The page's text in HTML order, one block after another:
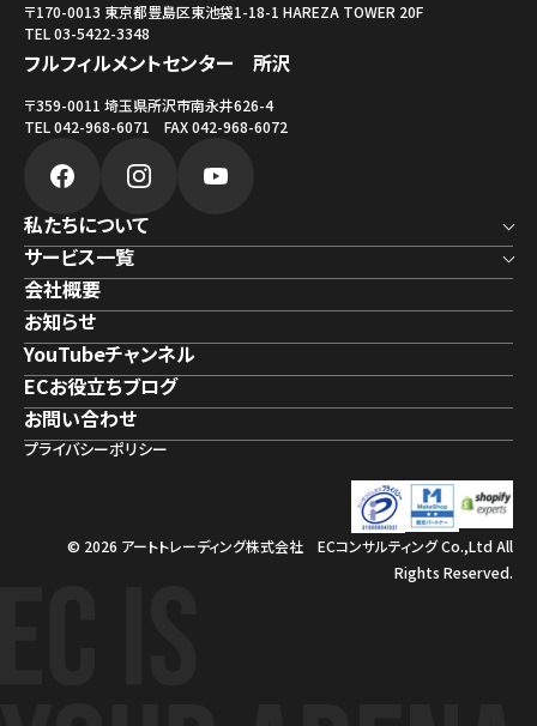
〒170-0013 東京都豊島区東池袋1-18-1 HAREZA TOWER 20F
TEL 03-5422-3348
フルフィルメントセンター 所沢
〒359-0011 埼玉県所沢市南永井626-4
TEL 042-968-6071 FAX 042-968-6072
私たちについて
サービス一覧
会社概要
お知らせ
YouTubeチャンネル
ECお役立ちブログ
お問い合わせ
プライバシーポリシー
© 2026 アートトレーディング株式会社 ECコンサルティング Co.,Ltd All
Rights Reserved.